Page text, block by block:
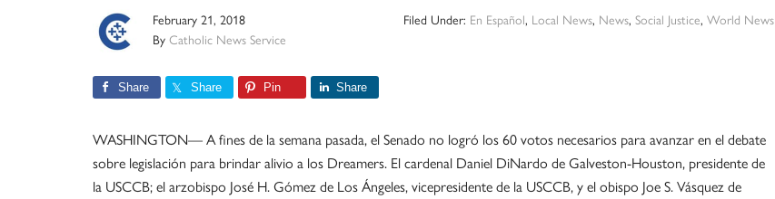
February 21, 2018
By Catholic News Service
Filed Under: En Español, Local News, News, Social Justice, World News
Share Share Pin Share
WASHINGTON— A fines de la semana pasada, el Senado no logró los 60 votos necesarios para avanzar en el debate
sobre legislación para brindar alivio a los Dreamers. El cardenal Daniel DiNardo de Galveston-Houston, presidente de
la USCCB; el arzobispo José H. Gómez de Los Ángeles, vicepresidente de la USCCB, y el obispo Joe S. Vásquez de